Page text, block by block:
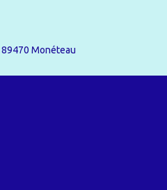
89470 Monéteau